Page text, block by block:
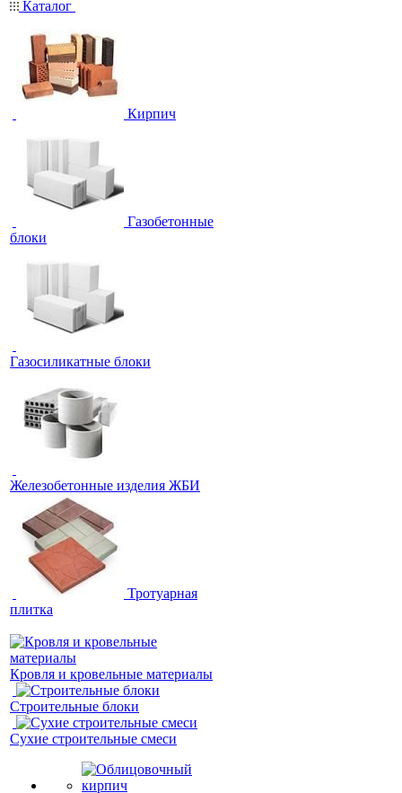
Каталог
Кирпич
Газобетонные
блоки
Газосиликатные блоки
Железобетонные изделия ЖБИ
Тротуарная
плитка
Кровля и кровельные материалы
Строительные блоки
Сухие строительные смеси